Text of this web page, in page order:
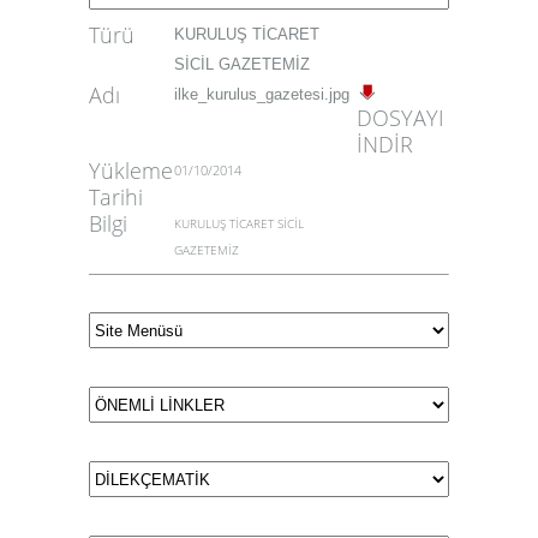
Türü
KURULUŞ TİCARET
SİCİL GAZETEMİZ
Adı ilke_kurulus_gazetesi.jpg
DOSYAYI
İNDİR
Yükleme
Tarihi
01/10/2014
Bilgi
KURULUŞ TİCARET SİCİL
GAZETEMİZ